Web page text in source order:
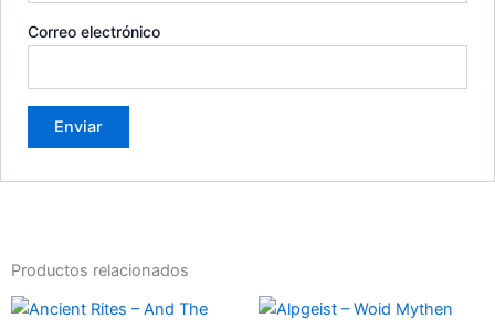
Correo electrónico
Productos relacionados